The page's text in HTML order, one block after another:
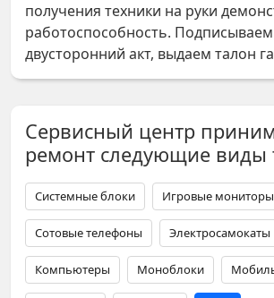
получения техники на руки
работоспособность. Подписываем
двусторонний акт, выдаем талон
Сервисный центр
ремонт следующие виды
Системные блоки Игровые мониторы
Сотовые телефоны Электросамокаты
Компьютеры Моноблоки